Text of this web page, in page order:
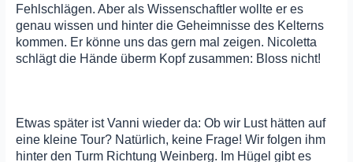
Fehlschlägen. Aber als Wissenschaftler wollte er es
genau wissen und hinter die Geheimnisse des Kelterns
kommen. Er könne uns das gern mal zeigen. Nicoletta
schlägt die Hände überm Kopf zusammen: Bloss nicht!
Etwas später ist Vanni wieder da: Ob wir Lust hätten auf
eine kleine Tour? Natürlich, keine Frage! Wir folgen ihm
hinter den Turm Richtung Weinberg. Im Hügel gibt es